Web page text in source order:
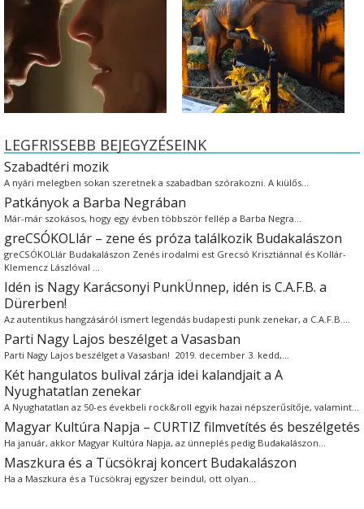
LEGFRISSEBB BEJEGYZÉSEINK
Szabadtéri mozik
A nyári melegben sokan szeretnek a szabadban szórakozni. A kiülős…
Patkányok a Barba Negrában
Már-már szokásos, hogy egy évben többször fellép a Barba Negra…
greCSÓKOLlár – zene és próza találkozik Budakalászon
greCSÓKOLlár Budakalászon Zenés irodalmi est Grecsó Krisztiánnal és Kollár-
Klemencz Lászlóval …
Idén is Nagy Karácsonyi PunkÜnnep, idén is C.A.F.B. a
Dürerben!
Az autentikus hangzásáról ismert legendás budapesti punk zenekar, a C.A.F.B.…
Parti Nagy Lajos beszélget a Vasasban
Parti Nagy Lajos beszélget a Vasasban! 2019. december 3. kedd,…
Két hangulatos bulival zárja idei kalandjait a A
Nyughatatlan zenekar
A Nyughatatlan az 50-es évekbeli rock&roll egyik hazai népszerűsítője, valamint…
Magyar Kultúra Napja – CURTIZ filmvetítés és beszélgetés
Ha január, akkor Magyar Kultúra Napja, az ünneplés pedig Budakalászon…
Maszkura és a Tücsökraj koncert Budakalászon
Ha a Maszkura és a Tücsökraj egyszer beindul, ott olyan…